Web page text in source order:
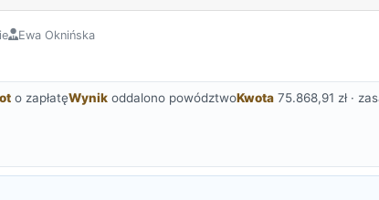
Ewa Oknińska
o zapłatęWynik oddalono powództwoKwota 75.868,91 zł ·